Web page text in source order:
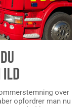
ILD
over
opfordrer man nu